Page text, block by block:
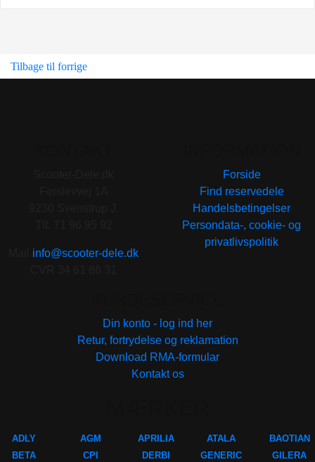
Tilbage til forrige
info@scooter-dele.dk
Forside
Find reservedele
Handelsbetingelser
Persondata-, cookie- og
privatlivspolitik
Din konto - log ind her
Retur, fortrydelse og reklamation
Download RMA-formular
Kontakt os
ADLY
BETA
AGM
CPI
APRILIA
DERBI
ATALA
GENERIC
BAOTIAN
GILERA